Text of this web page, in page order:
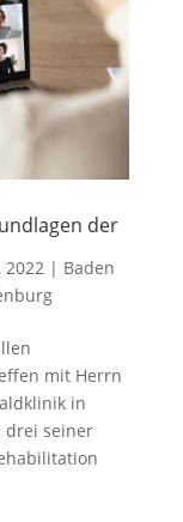
der
2022| Baden
mit Herrn
in
drei seiner